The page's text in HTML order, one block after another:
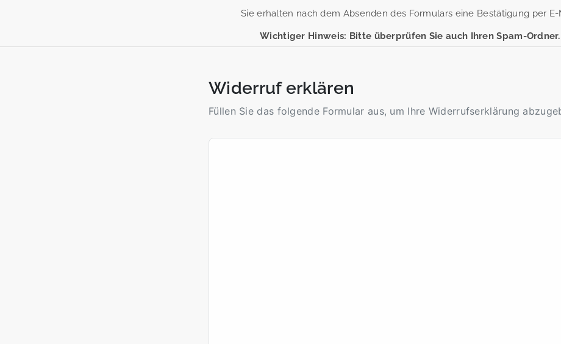
Sie erhalten nach dem Absenden des Formulars eine Bestätigung per E-
Wichtiger Hinweis: Bitte überprüfen Sie auch Ihren Spam-Ordner.
Widerruf erklären
Füllen Sie das folgende Formular aus, um Ihre Widerrufserklärung